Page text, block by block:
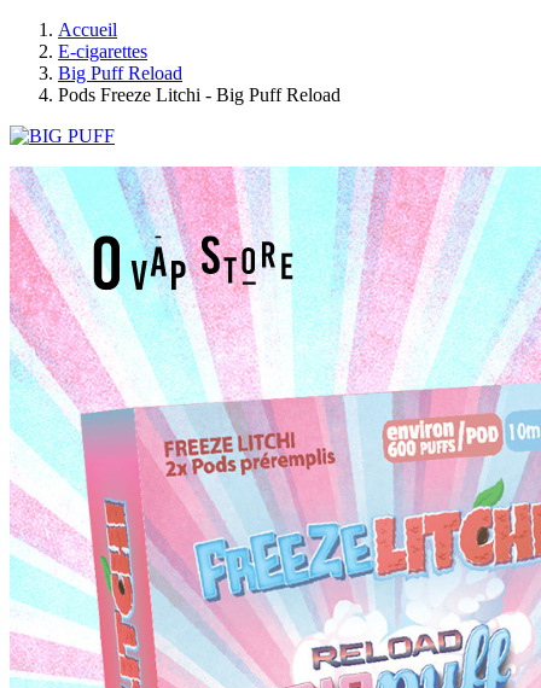
Accueil
E-cigarettes
Big Puff Reload
Pods Freeze Litchi - Big Puff Reload